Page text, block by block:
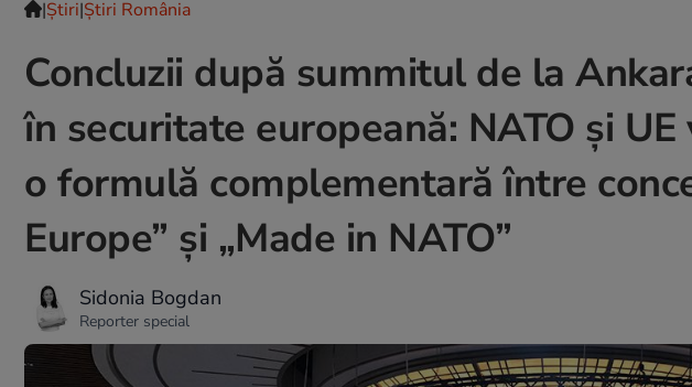
|Ştiri|Știri România
Concluzii după summitul de la
în securitate europeană: NATO și
o formulă complementară între
Europe” și „Made in NATO”
Sidonia Bogdan
Reporter special